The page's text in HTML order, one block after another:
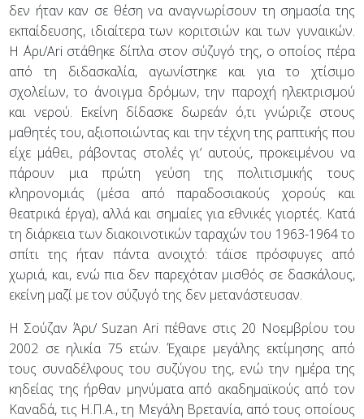
δεν ήταν καν σε θέση να αναγνωρίσουν τη σημασία της
εκπαίδευσης, ιδιαίτερα των κοριτσιών και των γυναικών.
Η ΄Αρι/Ari στάθηκε δίπλα στον σύζυγό της, ο οποίος πέρα
από τη διδασκαλία, αγωνίστηκε και για το χτίσιμο
σχολείων, το άνοιγμα δρόμων, την παροχή ηλεκτρισμού
και νερού. Εκείνη δίδασκε δωρεάν ό,τι γνώριζε στους
μαθητές του, αξιοποιώντας και την τέχνη της ραπτικής που
είχε μάθει, ράβοντας στολές γι’ αυτούς, προκειμένου να
πάρουν μια πρώτη γεύση της πολιτισμικής τους
κληρονομιάς (μέσα από παραδοσιακούς χορούς και
θεατρικά έργα), αλλά και σημαίες για εθνικές γιορτές. Κατά
τη διάρκεια των διακοινοτικών ταραχών του 1963-1964 το
σπίτι της ήταν πάντα ανοιχτό: τάϊσε πρόσφυγες από
χωριά, και, ενώ πια δεν παρεχόταν μισθός σε δασκάλους,
εκείνη μαζί με τον σύζυγό της δεν μετανάστευσαν.
H Σούζαν Άρι/ Suzan Ari πέθανε στις 20 Νοεμβρίου του
2002 σε ηλικία 75 ετών. Έχαιρε μεγάλης εκτίμησης από
τους συναδέλφους του συζύγου της, ενώ την ημέρα της
κηδείας της ήρθαν μηνύματα από ακαδημαϊκούς από τον
Καναδά, τις Η.Π.Α., τη Μεγάλη Βρετανία, από τους οποίους